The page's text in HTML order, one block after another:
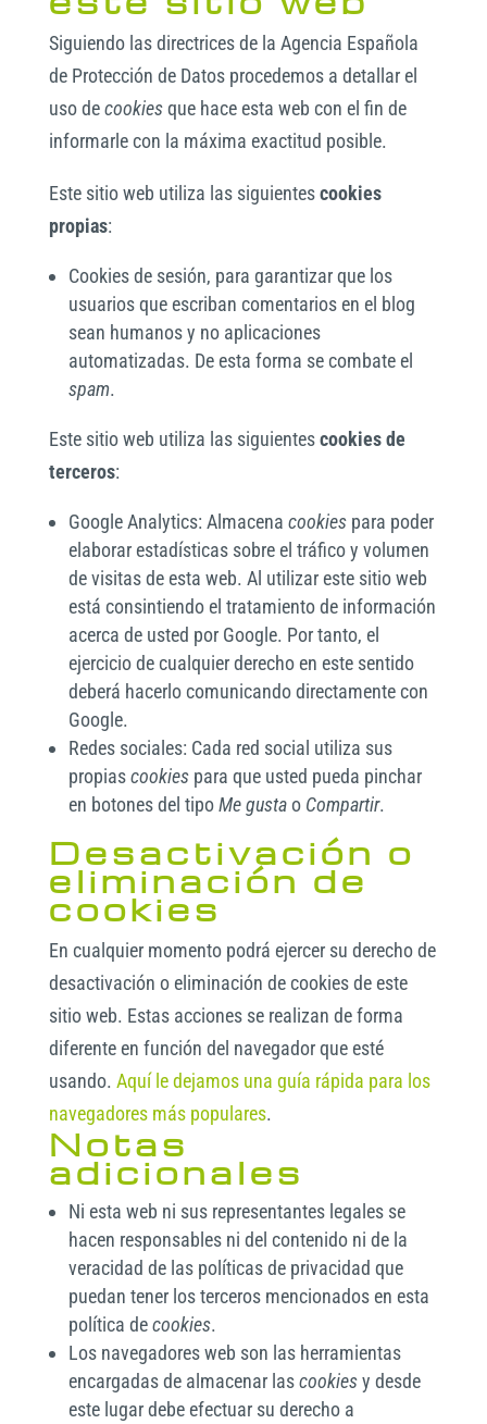
Siguiendo las directrices de la Agencia Española
de Protección de Datos procedemos a detallar el
uso decookiesque hace esta web con el fin de
informarle con la máxima exactitud posible.
Este sitio web utiliza las siguientescookies
propias:
Cookies de sesión, para garantizar que los
usuarios que escriban comentarios en el blog
sean humanos y no aplicaciones
automatizadas. De esta forma se combate el
spam.
Este sitio web utiliza las siguientescookies de
terceros:
Google Analytics: Almacena cookiespara poder
elaborar estadísticas sobre el tráfico y volumen
de visitas de esta web. Al utilizar este sitio web
está consintiendo el tratamiento de información
acerca de usted por Google. Por tanto, el
ejercicio de cualquier derecho en este sentido
deberá hacerlo comunicando directamente con
Google.
Redes sociales: Cada red social utiliza sus
propiascookiespara que usted pueda pinchar
en botones del tipoMe gustao Compartir.
Desactivación o
eliminación de
cookies
En cualquier momento podrá ejercer su derecho de
desactivación o eliminación de cookies de este
sitio web. Estas acciones se realizan de forma
diferente en función del navegador que esté
usando. Aquí le dejamos una guía rápida para los
navegadores más populares.
Notas
adicionales
Ni esta web ni sus representantes legales se
hacen responsables ni del contenido ni de la
veracidad de las políticas de privacidad que
puedan tener los terceros mencionados en esta
política decookies.
Los navegadores web son las herramientas
encargadas de almacenar lascookiesy desde
este lugar debe efectuar su derecho a